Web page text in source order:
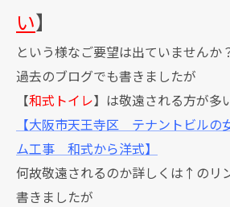
い】
という様なご要望は出ていませんか
過去のブログでも書きましたが
【和式トイレ】は敬遠される方が多
【大阪市天王寺区 テナントビルの
ム工事 和式から洋式】
何故敬遠されるのか詳しくは↑のリ
書きましたが